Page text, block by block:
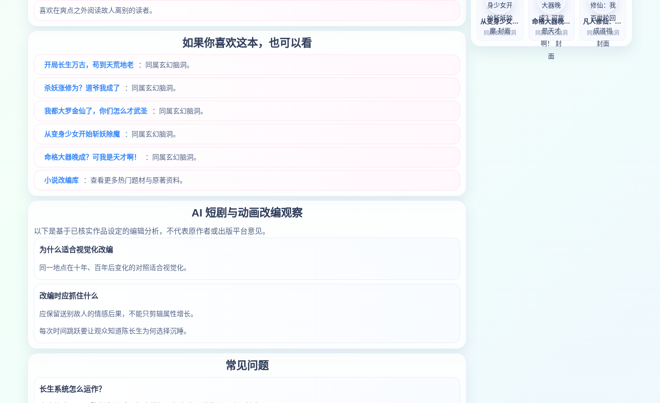
喜欢在爽点之外阅读故人离别的读者。
如果你喜欢这本，也可以看
开局长生万古，苟到天荒地老 ：同属玄幻脑洞。
杀妖涨修为？道爷我成了 ：同属玄幻脑洞。
我都大罗金仙了，你们怎么才武圣 ：同属玄幻脑洞。
从变身少女开始斩妖除魔 ：同属玄幻脑洞。
命格大器晚成？可我是天才啊！ ：同属玄幻脑洞。
小说改编库 ：查看更多热门题材与原著资料。
AI 短剧与动画改编观察
以下是基于已核实作品设定的编辑分析，不代表原作者或出版平台意见。
为什么适合视觉化改编
同一地点在十年、百年后变化的对照适合视觉化。
改编时应抓住什么
应保留送别故人的情感后果，不能只剪辑属性增长。
每次时间跳跃要让观众知道陈长生为何选择沉睡。
常见问题
长生系统怎么运作？
从变身少女开始斩妖除魔
同属玄幻脑洞
命格大器晚成？可我是天才啊！
同属玄幻脑洞
凡人修仙：我百世轮回成道祖
同属玄幻脑洞